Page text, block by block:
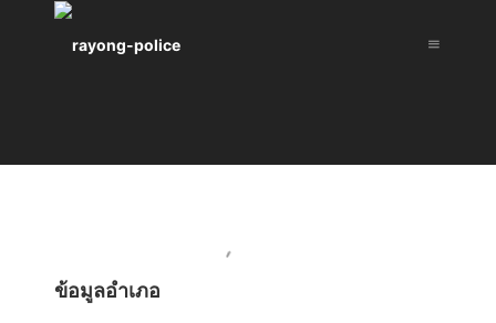
ข้อมูลอำเภอ